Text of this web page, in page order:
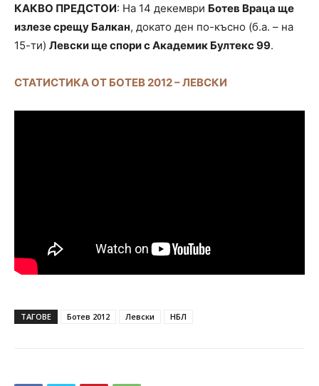
КАКВО ПРЕДСТОИ: На 14 декември Ботев Враца ще
излезе срещу Балкан, докато ден по-късно (б.а. – на
15-ти) Левски ще спори с Академик Бултекс 99.
СТАТИСТИКА ОТ БОТЕВ 2012 – ЛЕВСКИ
ТАГОВЕ Ботев 2012 Левски НБЛ